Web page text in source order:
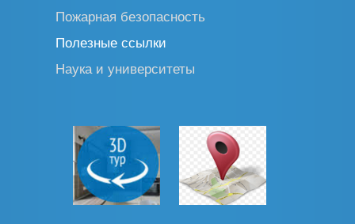
Пожарная безопасность
Полезные ссылки
Наука и университеты